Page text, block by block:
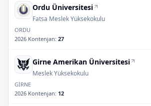
Ordu Üniversitesi
Fatsa Meslek Yüksekokulu
ORDU
2026 Kontenjan: 27
Girne Amerikan Üniversitesi
Meslek Yüksekokulu
GİRNE
2026 Kontenjan: 12